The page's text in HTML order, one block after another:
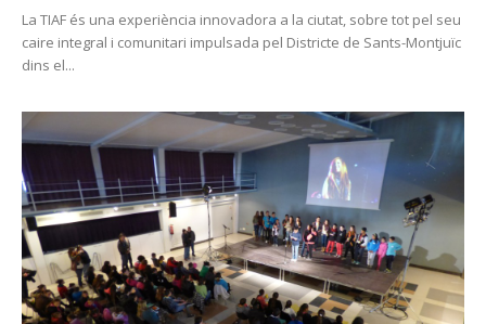
La TIAF és una experiència innovadora a la ciutat, sobre tot pel seu
caire integral i comunitari impulsada pel Districte de Sants-Montjuïc
dins el...